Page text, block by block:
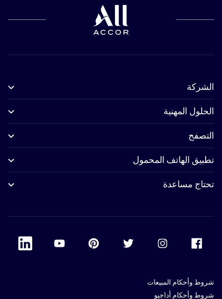
الشركة
الحلول المهنية
التصفح
تطبيق الهاتف المحمول
تحتاج مساعدة
Accor Facebook
Accor Twitter
Accor Pinterest
Accor Youtube
Linkedin
شروط وأحكام المبيعات
شروط وأحكام أداجيو